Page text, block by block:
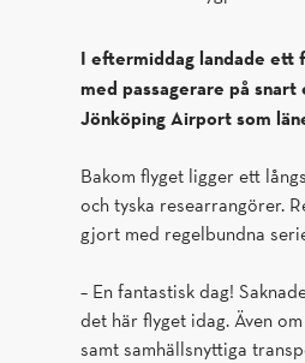
I eftermiddag landade ett
med passagerare på
Jönköping Airport som
Bakom flyget ligger ett
och tyska researrangörer.
gjort med regelbundna
– En fantastisk dag!
det här flyget idag. Även
samt samhällsnyttiga